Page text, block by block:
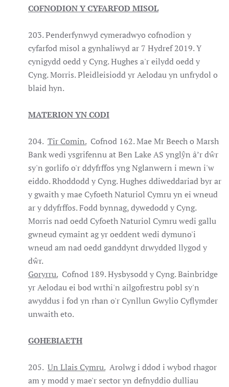
COFNODION Y CYFARFOD MISOL
203. Penderfynwyd cymeradwyo cofnodion y
cyfarfod misol a gynhaliwyd ar 7 Hydref 2019. Y
cynigydd oedd y Cyng. Hughes a'r eilydd oedd y
Cyng. Morris. Pleidleisiodd yr Aelodau yn unfrydol o
blaid hyn.
MATERION YN CODI
204. Tir Comin.Cofnod 162. Mae Mr Beech o Marsh
Bank wedi ysgrifennu at Ben Lake AS ynglŷn â’r dŵr
sy'n gorlifo o'r ddyfrffos yng Nglanwern i mewn i'w
eiddo. Rhoddodd y Cyng. Hughes ddiweddariad byr ar
y gwaith y mae Cyfoeth Naturiol Cymru yn ei wneud
ar y ddyfrffos. Fodd bynnag, dywedodd y Cyng.
Morris nad oedd Cyfoeth Naturiol Cymru wedi gallu
gwneud cymaint ag yr oeddent wedi dymuno'i
wneud am nad oedd ganddynt drwydded llygod y
dŵr.
Goryrru.Cofnod 189. Hysbysodd y Cyng. Bainbridge
yr Aelodau ei bod wrthi'n ailgofrestru pobl sy'n
awyddus i fod yn rhan o'r Cynllun Gwylio Cyflymder
unwaith eto.
GOHEBIAETH
205. Un Llais Cymru.Arolwg i ddod i wybod rhagor
am y modd y mae'r sector yn defnyddio dulliau